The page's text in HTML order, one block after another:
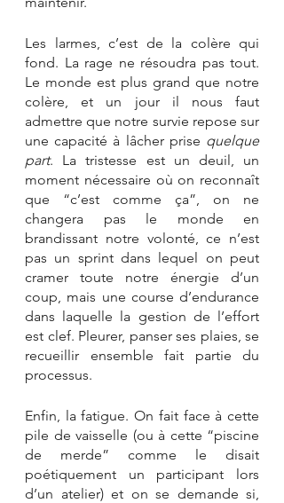
Les larmes, c’est de la colère qui
fond. La rage ne résoudra pas tout.
Le monde est plus grand que notre
colère, et un jour il nous faut
admettre que notre survie repose sur
une capacité à lâcher prise quelque
part. La tristesse est un deuil, un
moment nécessaire où on reconnaît
que “c’est comme ça”, on ne
changera pas le monde en
brandissant notre volonté, ce n’est
pas un sprint dans lequel on peut
cramer toute notre énergie d’un
coup, mais une course d’endurance
dans laquelle la gestion de l’effort
est clef. Pleurer, panser ses plaies, se
recueillir ensemble fait partie du
processus.
Enfin, la fatigue. On fait face à cette
pile de vaisselle (ou à cette “piscine
de merde” comme le disait
poétiquement un participant lors
d’un atelier) et on se demande si,